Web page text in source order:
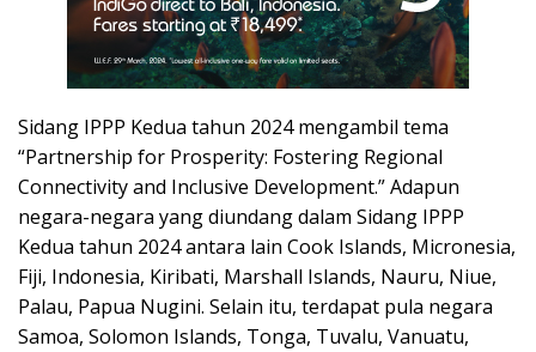
Sidang IPPP Kedua tahun 2024 mengambil tema
“Partnership for Prosperity: Fostering Regional
Connectivity and Inclusive Development.” Adapun
negara-negara yang diundang dalam Sidang IPPP
Kedua tahun 2024 antara lain Cook Islands, Micronesia,
Fiji, Indonesia, Kiribati, Marshall Islands, Nauru, Niue,
Palau, Papua Nugini. Selain itu, terdapat pula negara
Samoa, Solomon Islands, Tonga, Tuvalu, Vanuatu,